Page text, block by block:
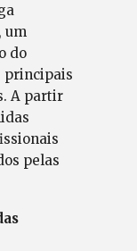
um
do
principais
A partir
pelas